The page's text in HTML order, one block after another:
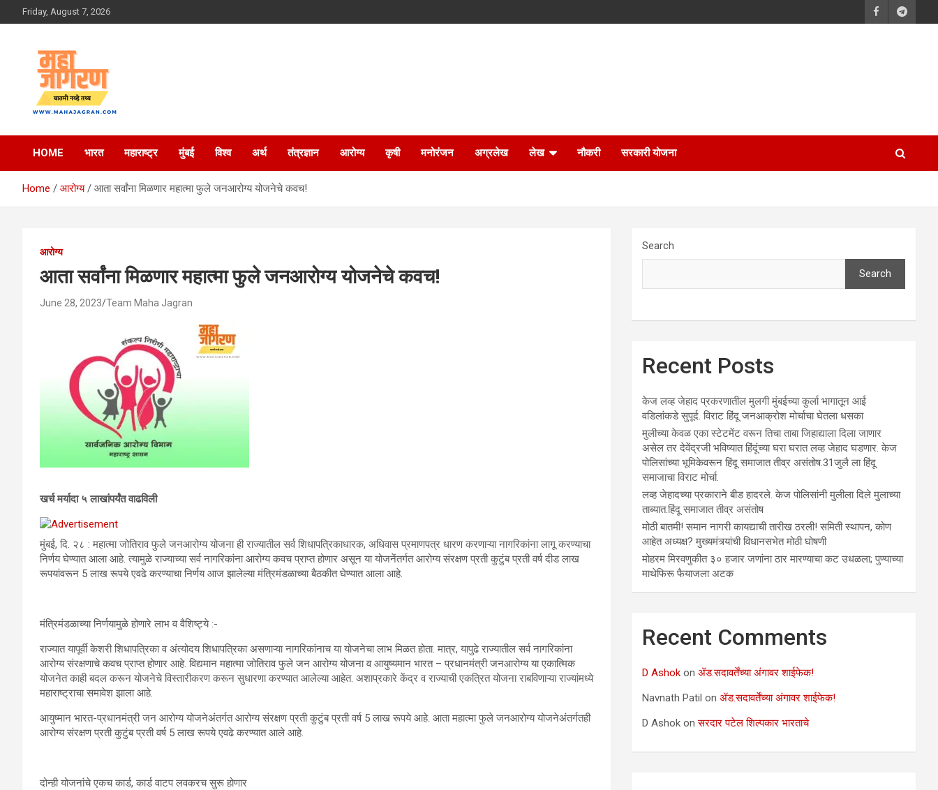
to
Friday, August 7, 2026
महा जागरण
HOME भारत महाराष्ट्र मुंबई विश्व अर्थ तंत्रज्ञान आरोग्य कृषी मनोरंजन अग्रलेख लेख नौकरी सरकारी योजना
Home आरोग्य आता सर्वांना मिळणार महात्मा फुले जनआरोग्य योजनेचे कवच!
आरोग्य
आता सर्वांना मिळणार महात्मा फुले जनआरोग्य योजनेचे कवच!
June 28, 2023 Team Maha Jagran
खर्च मर्यादा ५ लाखांपर्यंत वाढविली
मुंबई, दि. २८ : महात्मा जोतिराव फुले जनआरोग्य योजना ही राज्यातील सर्व शिधापत्रिकाधारक, अधिवास प्रमाणपत्र धारण करणाऱ्या नागरिकांना लागू करण्याचा
निर्णय घेण्यात आला आहे. त्यामुळे राज्याच्या सर्व नागरिकांना आरोग्य कवच प्राप्त होणार असून या योजनेंतर्गत आरोग्य संरक्षण प्रती कुटुंब प्रती वर्ष दीड लाख
रूपयांवरून 5 लाख रूपये एवढे करण्याचा निर्णय आज झालेल्या मंत्रिमंडळाच्या बैठकीत घेण्यात आला आहे.
मंत्रिमंडळाच्या निर्णयामुळे होणारे लाभ व वैशिष्ट्ये :-
राज्यात यापूर्वी केशरी शिधापत्रिका व अंत्योदय शिधापत्रिका असणाऱ्या नागरिकांनाच या योजनेचा लाभ मिळत होता. मात्र, यापुढे राज्यातील सर्व नागरिकांना
आरोग्य संरक्षणाचे कवच प्राप्त होणार आहे. विद्यमान महात्मा जोतिराव फुले जन आरोग्य योजना व आयुष्यमान भारत – प्रधानमंत्री जनआरोग्य या एकात्मिक
योजनेत काही बदल करून योजनेचे विस्तारीकरण करून सुधारणा करण्यात आलेल्या आहेत. अशाप्रकारे केंद्र व राज्याची एकत्रित योजना राबविणाऱ्या राज्यांमध्ये
महाराष्ट्राचा समावेश झाला आहे.
आयुष्मान भारत-प्रधानमंत्री जन आरोग्य योजनेअंतर्गत आरोग्य संरक्षण प्रती कुटुंब प्रती वर्ष 5 लाख रूपये आहे. आता महात्मा फुले जनआरोग्य योजनेअंतर्गतही
आरोग्य संरक्षण प्रती कुटुंब प्रती वर्ष 5 लाख रूपये एवढे करण्यात आले आहे.
दोन्ही योजनांचे एकच कार्ड, कार्ड वाटप लवकरच सुरू होणार
Search
Search
Recent Posts
केज लव्ह जेहाद प्रकरणातील मुलगी मुंबईच्या कुर्ला भागातून आई
वडिलांकडे सुपूर्द. विराट हिंदू जनआक्रोश मोर्चाचा घेतला धसका
मुलीच्या केवळ एका स्टेटमेंट वरून तिचा ताबा जिहाद्याला दिला जाणार
असेल तर देवेंद्रजी भविष्यात हिंदूंच्या घरा घरात लव्ह जेहाद घडणार. केज
पोलिसांच्या भूमिकेवरून हिंदू समाजात तीव्र असंतोष.31जुलै ला हिंदू
समाजाचा विराट मोर्चा.
लव्ह जेहादच्या प्रकाराने बीड हादरले. केज पोलिसांनी मुलीला दिले मुलाच्या
ताब्यात.हिंदू समाजात तीव्र असंतोष
मोठी बातमी! समान नागरी कायद्याची तारीख ठरली! समिती स्थापन, कोण
आहेत अध्यक्ष? मुख्यमंत्र्यांची विधानसभेत मोठी घोषणी
मोहरम मिरवणुकीत ३० हजार जणांना ठार मारण्‍याचा कट उधळला; पुण्‍याच्‍या
माथेफिरू फैयाजला अटक
Recent Comments
D Ashok onॲड.सदावर्तेंच्या अंगावर शाईफेक!
Navnath Patil onॲड.सदावर्तेंच्या अंगावर शाईफेक!
D Ashok onसरदार पटेल शिल्पकार भारताचे